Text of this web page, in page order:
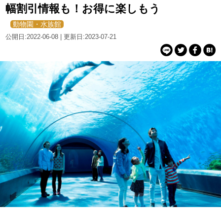
幅割引情報も！お得に楽しもう
動物園・水族館
公開日:2022-06-08 | 更新日:2023-07-21